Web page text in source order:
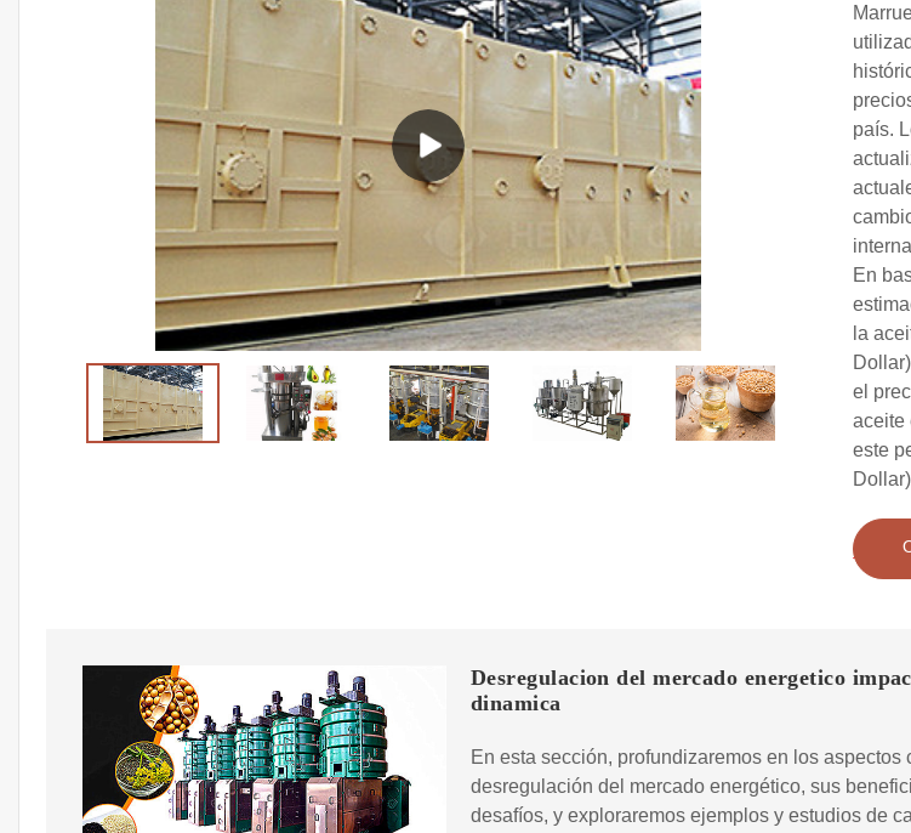
país.
En
la
el
aceite
este
Desregulacion del mercado energetico
dinamica
En esta sección, profundizaremos en los aspectos
desregulación del mercado energético, sus
desafíos, y exploraremos ejemplos y estudios de